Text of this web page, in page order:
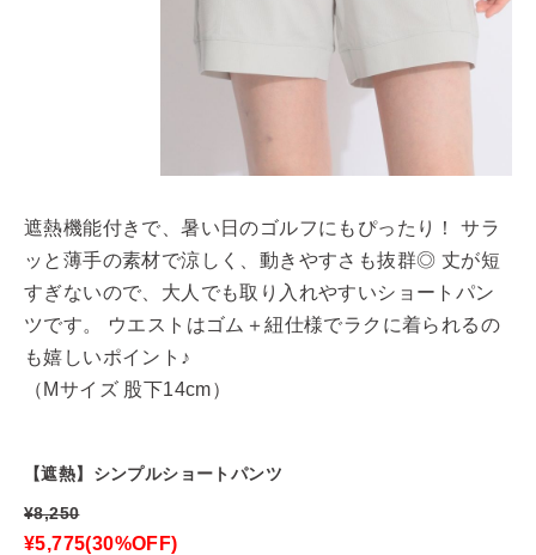
遮熱機能付きで、暑い日のゴルフにもぴったり！ サラ
ッと薄手の素材で涼しく、動きやすさも抜群◎ 丈が短
すぎないので、大人でも取り入れやすいショートパン
ツです。 ウエストはゴム＋紐仕様でラクに着られるの
も嬉しいポイント♪
（Mサイズ 股下14cm）
【遮熱】シンプルショートパンツ
¥8,250
¥5,775(30%OFF)